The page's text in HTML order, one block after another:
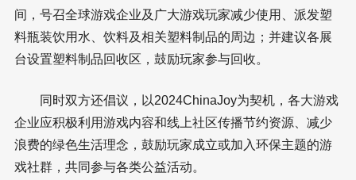
间，号召全球游戏企业及广大游戏玩家减少使用、派发塑
料瓶装饮用水、饮料及相关塑料制品的周边；并建议各展
台设置塑料制品回收区，鼓励玩家参与回收。
同时双方还倡议，以2024ChinaJoy为契机，各大游戏
企业应积极利用游戏内容和线上社区传播节约资源、减少
浪费的绿色生活理念，鼓励玩家成立或加入环保主题的游
戏社群，共同参与各类公益活动。